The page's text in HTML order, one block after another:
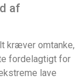
af
kræver omtanke,
fordelagtigt for
lave